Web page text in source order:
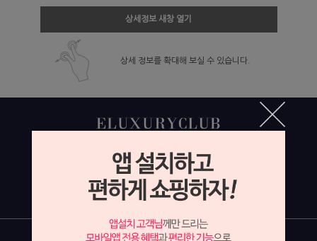
상세정보 새창 열기
상세 정보를 확대해 보실 수 있습니다.